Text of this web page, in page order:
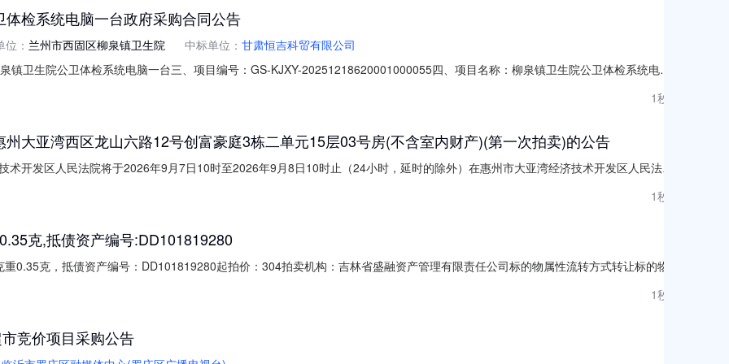
检系统电脑一台政府采购合同公告
： 兰州市西固区柳泉镇卫生院 中标单位： 甘肃恒吉科贸有限公司
镇卫生院公卫体检系统电脑一台三、项目编号：GS-KJXY-20251218620001000055四、项目名称：柳泉镇卫生院公卫体检系统电脑
1秒前
大亚湾西区龙山六路12号创富豪庭3栋二单元15层03号房(不含室内财产)(第一次拍卖)的公告
术开发区人民法院将于2026年9月7日10时至2026年9月8日10时止（24小时，延时的除外）在惠州市大亚湾经济技术开发区人民法院
1秒前
克,抵债资产编号:DD101819280
0.35克，抵债资产编号：DD101819280起拍价：304拍卖机构：吉林省盛融资产管理有限责任公司标的物属性流转方式转让标的物描
存在的瑕疵。基于标的的特殊性，本次拍卖标的成交后概不支持退换货。三、挂牌价格：304元，保证金：31元，加价幅度：7元或
1秒前
竞价项目采购公告